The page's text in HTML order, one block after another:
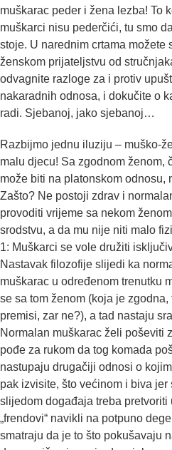
muškarac peder i žena lezba! To
muškarci nisu pederčići, tu smo
stoje. U narednim crtama možete
ženskom prijateljstvu od
odvagnite razloge za i protiv
nakaradnih odnosa, i dokučite o
radi. Sjebanoj, jako sjebanoj…
Razbijmo jednu iluziju – muško-
malu djecu! Sa zgodnom ženom,
može biti na platonskom odnosu,
Zašto? Ne postoji zdrav i
provoditi vrijeme sa nekom
srodstvu, a da mu nije niti malo
1: Muškarci se vole družiti
Nastavak filozofije slijedi ka
muškarac u određenom trenutku
se sa tom ženom (koja je
premisi, zar ne?), a tad nastaju
Normalan muškarac želi poševiti
pođe za rukom da tog komada
nastupaju drugačiji odnosi o
pak izvisite, što većinom i biva
slijedom događaja treba
„frendovi“ navikli na potpuno
smatraju da je to što pokušavaju